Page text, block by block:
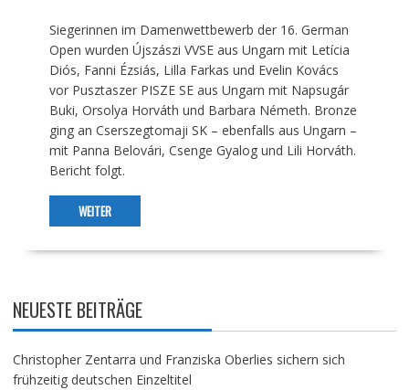
Siegerinnen im Damenwettbewerb der 16. German
Open wurden Újszászi VVSE aus Ungarn mit Letícia
Diós, Fanni Ézsiás, Lilla Farkas und Evelin Kovács
vor Pusztaszer PISZE SE aus Ungarn mit Napsugár
Buki, Orsolya Horváth und Barbara Németh. Bronze
ging an Cserszegtomaji SK – ebenfalls aus Ungarn –
mit Panna Belovári, Csenge Gyalog und Lili Horváth.
Bericht folgt.
WEITER
NEUESTE BEITRÄGE
Christopher Zentarra und Franziska Oberlies sichern sich
frühzeitig deutschen Einzeltitel